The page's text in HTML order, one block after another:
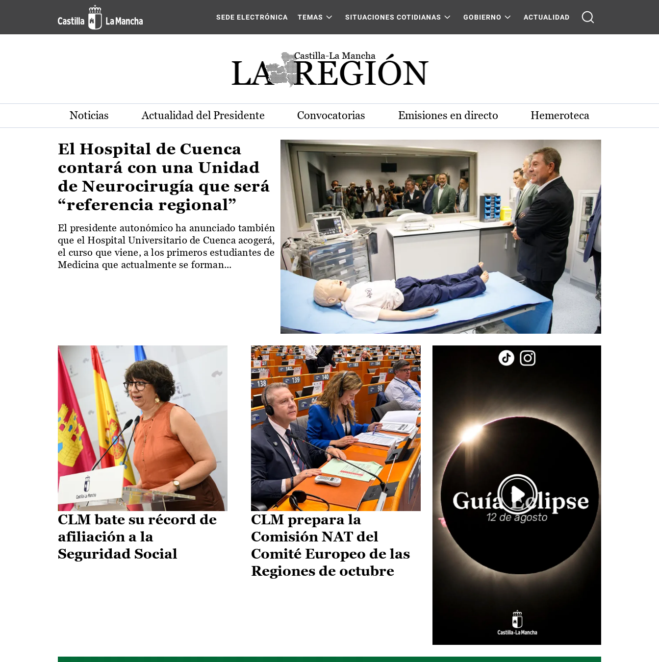
Pasar al contenido principal
Actualidad de la región de Castilla-La Mancha
SEDE ELECTRÓNICA TEMAS SITUACIONES COTIDIANAS GOBIERNO ACTUALIDAD
Noticias Actualidad del Presidente Convocatorias Emisiones en directo Hemeroteca
El Hospital de Cuenca
contará con una Unidad
de Neurocirugía que será
“referencia regional”
El presidente autonómico ha anunciado también
que el Hospital Universitario de Cuenca acogerá,
el curso que viene, a los primeros estudiantes de
Medicina que actualmente se forman...
CLM bate su récord de
afiliación a la
Seguridad Social
CLM prepara la
Comisión NAT del
Comité Europeo de las
Regiones de octubre